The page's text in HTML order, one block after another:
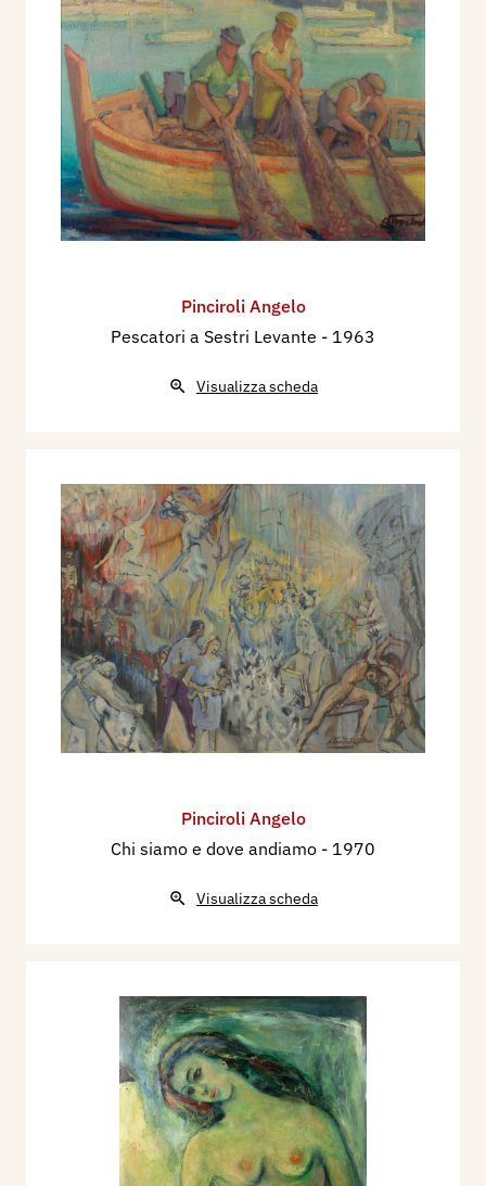
Pinciroli Angelo
Pescatori a Sestri Levante - 1963
Visualizza scheda
Pinciroli Angelo
Chi siamo e dove andiamo - 1970
Visualizza scheda